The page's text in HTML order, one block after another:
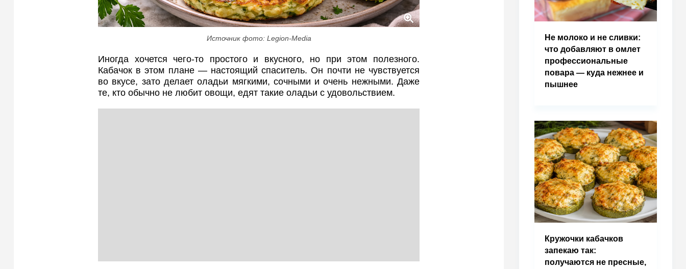
Источник фото: Legion-Media
Иногда хочется чего-то простого и вкусного, но при этом полезного.
Кабачок в этом плане — настоящий спаситель. Он почти не чувствуется
во вкусе, зато делает оладьи мягкими, сочными и очень нежными. Даже
те, кто обычно не любит овощи, едят такие оладьи с удовольствием.
Не молоко и не сливки:
что добавляют в омлет
профессиональные
повара — куда нежнее и
пышнее
Кружочки кабачков
запекаю так:
получаются не пресные,